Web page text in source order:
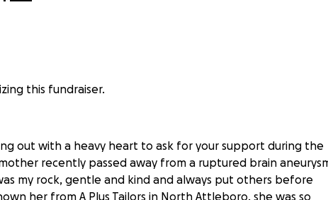
this fundraiser.
out with a heavy heart to ask for your support during the
recently passed away from a ruptured brain
my rock, gentle and kind and always put others before
her from A Plus Tailors in North Attleboro, she was so